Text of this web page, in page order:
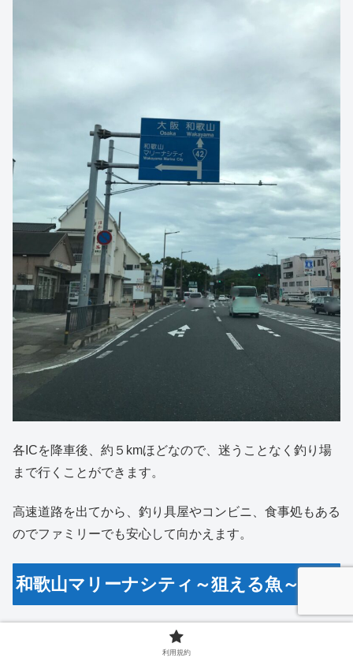
各ICを降車後、約５kmほどなので、迷うことなく釣り場
まで行くことができます。
高速道路を出てから、釣り具屋やコンビニ、食事処もある
のでファミリーでも安心して向かえます。
和歌山マリーナシティ～狙える魚～
沖向きに面して、砂地の場所や藻場、駆け上がりなど、魚
利用規約